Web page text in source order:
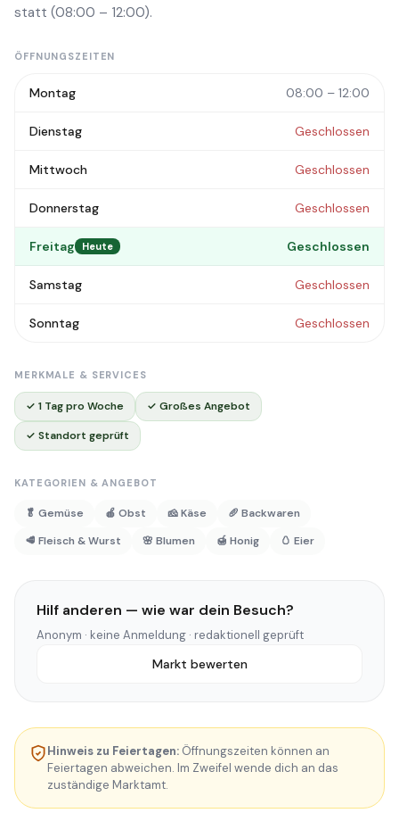
statt (08:00 – 12:00).
ÖFFNUNGSZEITEN
Montag 08:00 – 12:00
Dienstag Geschlossen
Mittwoch Geschlossen
Donnerstag Geschlossen
Freitag Heute Geschlossen
Samstag Geschlossen
Sonntag Geschlossen
MERKMALE & SERVICES
✓ 1 Tag pro Woche ✓ Großes Angebot
✓ Standort geprüft
KATEGORIEN & ANGEBOT
🥬 Gemüse 🍎 Obst 🧀 Käse
🥖 Backwaren
🥩 Fleisch & Wurst
🌸 Blumen 🍯 Honig 🥚 Eier
Hilf anderen — wie war dein Besuch?
Anonym · keine Anmeldung · redaktionell geprüft
Markt bewerten
Hinweis zu Feiertagen: Öffnungszeiten können an
Feiertagen abweichen. Im Zweifel wende dich an das
zuständige Marktamt.